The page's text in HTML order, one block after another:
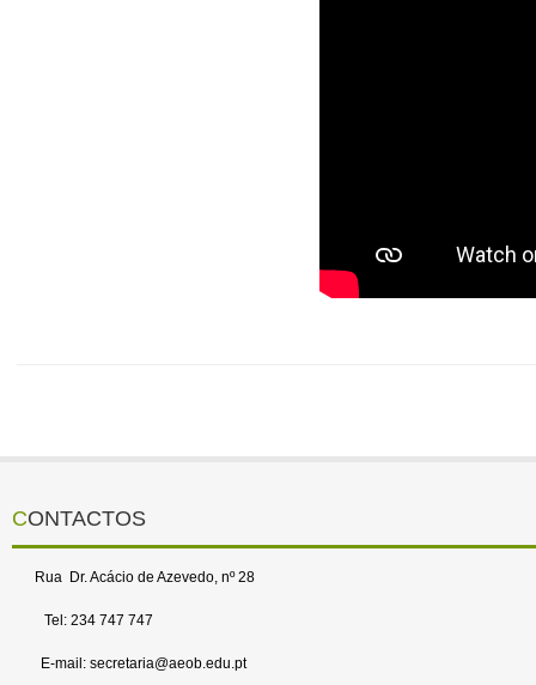
CONTACTOS
Rua Dr. Acácio de Azevedo, nº 28
Tel: 234 747 747
E-mail: secretaria@aeob.edu.pt